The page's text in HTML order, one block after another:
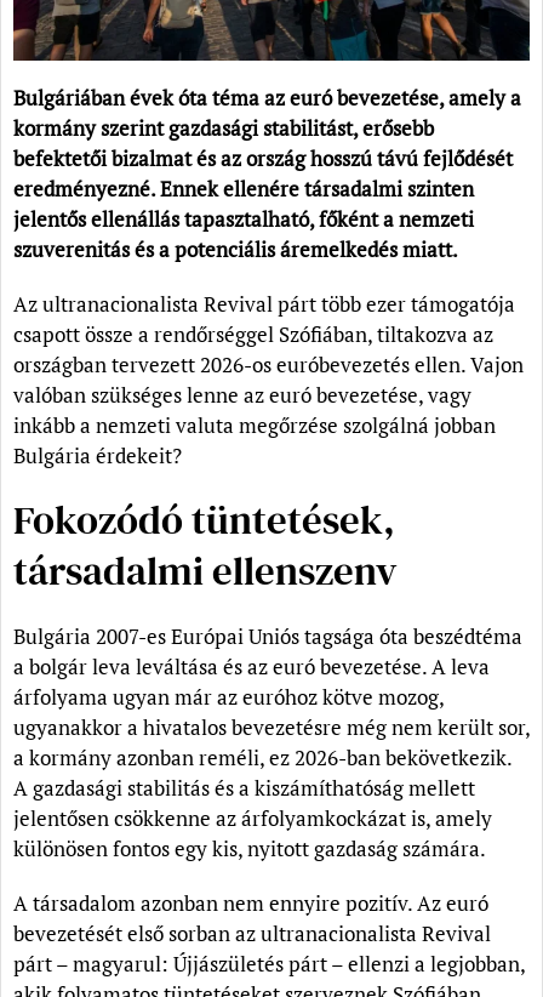
Bulgáriában évek óta téma az euró bevezetése, amely a
kormány szerint gazdasági stabilitást, erősebb
befektetői bizalmat és az ország hosszú távú fejlődését
eredményezné. Ennek ellenére társadalmi szinten
jelentős ellenállás tapasztalható, főként a nemzeti
szuverenitás és a potenciális áremelkedés miatt.
Az ultranacionalista Revival párt több ezer támogatója
csapott össze a rendőrséggel Szófiában, tiltakozva az
országban tervezett 2026-os euróbevezetés ellen. Vajon
valóban szükséges lenne az euró bevezetése, vagy
inkább a nemzeti valuta megőrzése szolgálná jobban
Bulgária érdekeit?
Fokozódó tüntetések,
társadalmi ellenszenv
Bulgária 2007-es Európai Uniós tagsága óta beszédtéma
a bolgár leva leváltása és az euró bevezetése. A leva
árfolyama ugyan már az euróhoz kötve mozog,
ugyanakkor a hivatalos bevezetésre még nem került sor,
a kormány azonban reméli, ez 2026-ban bekövetkezik.
A gazdasági stabilitás és a kiszámíthatóság mellett
jelentősen csökkenne az árfolyamkockázat is, amely
különösen fontos egy kis, nyitott gazdaság számára.
A társadalom azonban nem ennyire pozitív. Az euró
bevezetését első sorban az ultranacionalista Revival
párt – magyarul: Újjászületés párt – ellenzi a legjobban,